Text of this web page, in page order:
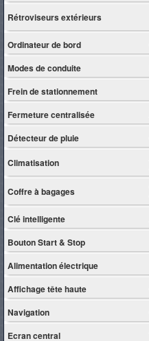
Rétroviseurs extérieurs
Ordinateur de bord
Modes de conduite
Frein de stationnement
Fermeture centralisée
Détecteur de pluie
Climatisation
Coffre à bagages
Clé intelligente
Bouton Start & Stop
Alimentation électrique
Affichage tête haute
Navigation
Ecran central